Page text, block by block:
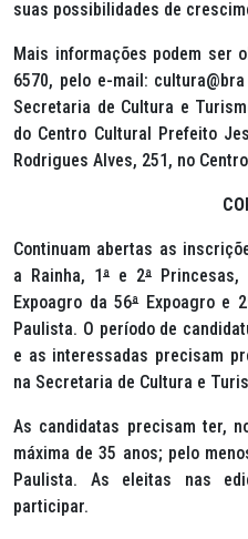
suas possibilidades de
Mais informações podem ser
6570, pelo e-mail:
Secretaria de Cultura e
do Centro Cultural Prefeito
Rodrigues Alves, 251, no
Continuam abertas as
a Rainha, 1ª e 2ª
Expoagro da 56ªExpoagro e
Paulista. O período de
e as interessadas precisam
na Secretaria de Cultura e
As candidatas precisam ter,
máxima de 35 anos; pelo
Paulista. As eleitas nas
participar.